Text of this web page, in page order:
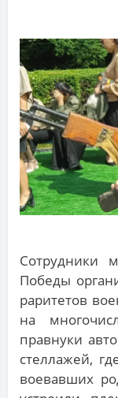
Сотрудники
Победы
раритетов
на
правнуки
стеллажей,
воевавших